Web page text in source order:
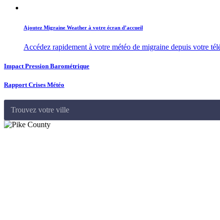
Ajoutez Migraine Weather à votre écran d’accueil
Accédez rapidement à votre météo de migraine depuis votre
Impact Pression Barométrique
Rapport Crises Météo
Trouvez votre ville